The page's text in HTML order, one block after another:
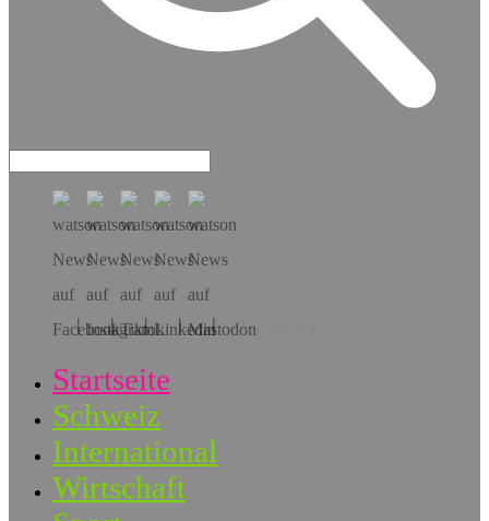
Hol dir die App!
Startseite
Schweiz
International
Wirtschaft